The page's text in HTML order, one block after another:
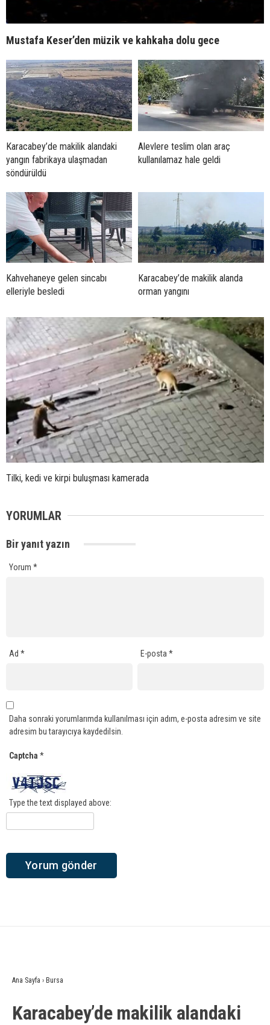
Mustafa Keser’den müzik ve kahkaha dolu gece
Karacabey’de makilik alandaki
yangın fabrikaya ulaşmadan
söndürüldü
Alevlere teslim olan araç
kullanılamaz hale geldi
Kahvehaneye gelen sincabı
elleriyle besledi
Karacabey’de makilik alanda
orman yangını
Tilki, kedi ve kirpi buluşması kamerada
YORUMLAR
Bir yanıt yazın
Yorum *
Ad * E-posta*
Daha sonraki yorumlarımda kullanılması için adım, e-posta adresim ve site
adresim bu tarayıcıya kaydedilsin.
Captcha *
Type the text displayed above:
Ana Sayfa › Bursa
Karacabey’de makilik alandaki